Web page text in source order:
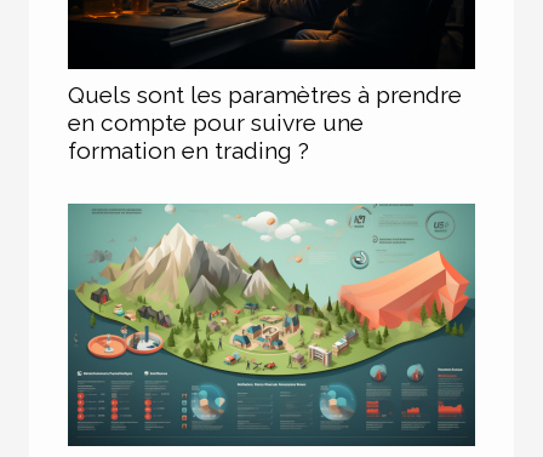
Quels sont les paramètres à prendre
en compte pour suivre une
formation en trading ?